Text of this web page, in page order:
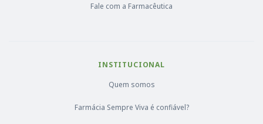
Fale com a Farmacêutica
INSTITUCIONAL
Quem somos
Farmácia Sempre Viva é confiável?